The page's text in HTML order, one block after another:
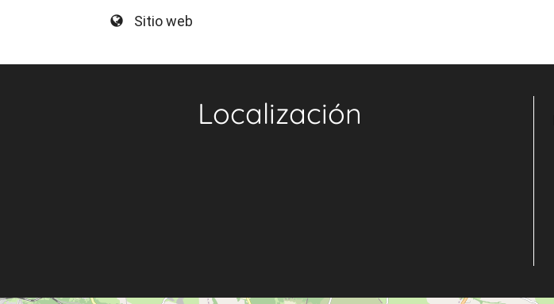
Sitio web
Localización